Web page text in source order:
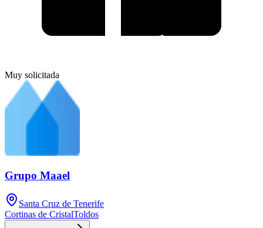
Muy solicitada
Grupo Maael
Santa Cruz de Tenerife
Cortinas de CristalToldos